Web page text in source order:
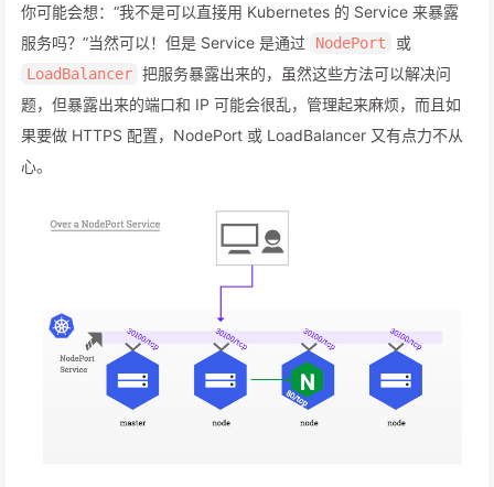
你可能会想：“我不是可以直接用 Kubernetes 的 Service 来暴露
服务吗？”当然可以！但是 Service 是通过
NodePort 或
LoadBalancer 把服务暴露出来的，虽然这些方法可以解决问
题，但暴露出来的端口和 IP 可能会很乱，管理起来麻烦，而且如
果要做 HTTPS 配置，NodePort 或 LoadBalancer 又有点力不从
心。